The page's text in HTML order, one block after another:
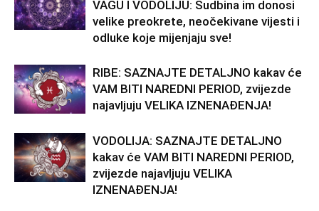
VAGU I VODOLIJU: Sudbina im donosi
velike preokrete, neočekivane vijesti i
odluke koje mijenjaju sve!
RIBE: SAZNAJTE DETALJNO kakav će
VAM BITI NAREDNI PERIOD, zvijezde
najavljuju VELIKA IZNENAĐENJA!
VODOLIJA: SAZNAJTE DETALJNO
kakav će VAM BITI NAREDNI PERIOD,
zvijezde najavljuju VELIKA
IZNENAĐENJA!